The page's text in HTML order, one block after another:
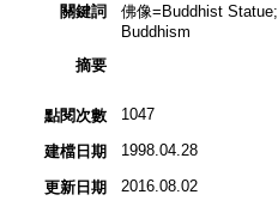
關鍵詞
佛像=Buddhist
Buddhism
摘要
點閱次數 1047
建檔日期 1998.04.28
更新日期 2016.08.02